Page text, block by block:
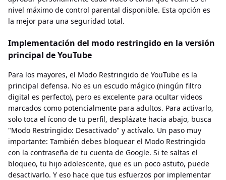
nivel máximo de control parental disponible. Esta opción es
la mejor para una seguridad total.
Implementación del modo restringido en la versión
principal de YouTube
Para los mayores, el Modo Restringido de YouTube es la
principal defensa. No es un escudo mágico (ningún filtro
digital es perfecto), pero es excelente para ocultar videos
marcados como potencialmente para adultos. Para activarlo,
solo toca el ícono de tu perfil, desplázate hacia abajo, busca
"Modo Restringido: Desactivado" y actívalo. Un paso muy
importante: También debes bloquear el Modo Restringido
con la contraseña de tu cuenta de Google. Si te saltas el
bloqueo, tu hijo adolescente, que es un poco astuto, puede
desactivarlo. Y eso hace que tus esfuerzos por implementar